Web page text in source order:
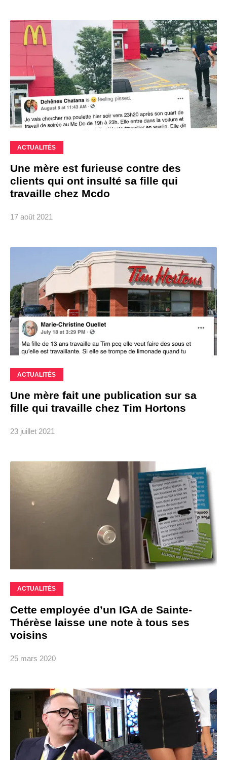
ACTUALITÉS
Une mère est furieuse contre des
clients qui ont insulté sa fille qui
travaille chez Mcdo
17 août 2021
ACTUALITÉS
Une mère fait une publication sur sa
fille qui travaille chez Tim Hortons
23 juillet 2021
ACTUALITÉS
Cette employée d’un IGA de Sainte-
Thérèse laisse une note à tous ses
voisins
25 mars 2020